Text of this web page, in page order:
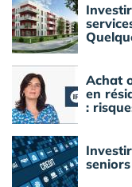
Achat
en
: